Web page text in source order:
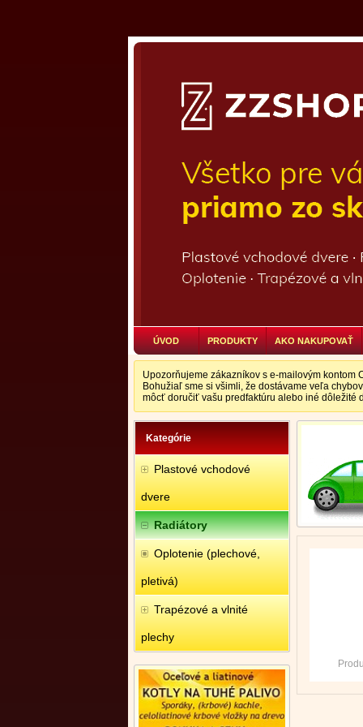
ÚVOD PRODUKTY AKO NAKUPOVAŤ
Upozorňujeme zákazníkov s e-mailovým
Bohužiaľ sme si všimli, že dostávame veľa
môcť doručiť vašu predfaktúru alebo iné dôležité
Kategórie
Plastové vchodové
dvere
Radiátory
Oplotenie (plechové,
pletivá)
Trapézové a vlnité
plechy